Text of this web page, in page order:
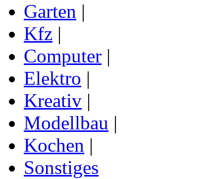
Garten |
Kfz |
Computer |
Elektro |
Kreativ |
Modellbau |
Kochen |
Sonstiges